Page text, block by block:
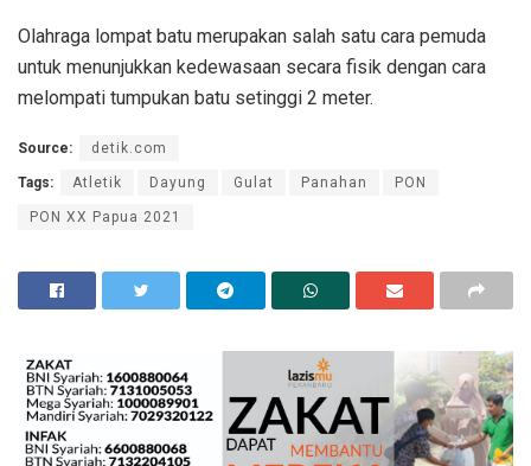
Olahraga lompat batu merupakan salah satu cara pemuda
untuk menunjukkan kedewasaan secara fisik dengan cara
melompati tumpukan batu setinggi 2 meter.
Source: detik.com
Tags: Atletik Dayung Gulat Panahan PON
PON XX Papua 2021